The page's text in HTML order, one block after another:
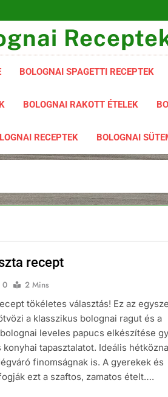
BOLOGNAI SPAGETTI RECEPTEK
BOLOGNAI RAKOTT ÉTELEK
RECEPTEK BOLOGNAI
recept
0
2 Mins
tökéletes választás! Ez az
a klasszikus bolognai ragut és a
leveles papucs elkészítése
tapasztalatot. Ideális
finomságnak is. A gyerekek és
ezt a szaftos, zamatos ételt….